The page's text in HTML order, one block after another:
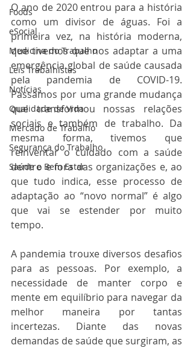
Foods
eSocial
Medicina do Trabalho
Leis Trabalhistas
Notícias
Qualidade de Vida
Mercado de Trabalho
Segurança do Trabalho
Saúde e Bem Estar
O ano de 2020 entrou para a história
como um divisor de águas. Foi a
primeira vez, na história moderna,
que tivemos que nos adaptar a uma
emergência global de saúde causada
pela pandemia de COVID-19.
Passamos por uma grande mudança
que transformou nossas relações
sociais e também de trabalho. Da
mesma forma, tivemos que
reinventar o cuidado com a saúde
dentro e fora das organizações e, ao
que tudo indica, esse processo de
adaptação ao “novo normal” é algo
que vai se estender por muito
tempo.
A pandemia trouxe diversos desafios
para as pessoas. Por exemplo, a
necessidade de manter corpo e
mente em equilíbrio para navegar da
melhor maneira por tantas
incertezas. Diante das novas
demandas de saúde que surgiram, as